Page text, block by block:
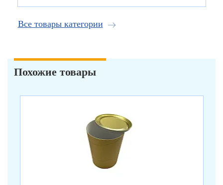
Все товары категории
Похожие товары